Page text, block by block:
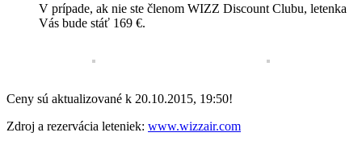
V prípade, ak nie ste členom WIZZ Discount Clubu, letenka
Vás bude stáť 169 €.
Ceny sú aktualizované k 20.10.2015, 19:50!
Zdroj a rezervácia leteniek: www.wizzair.com